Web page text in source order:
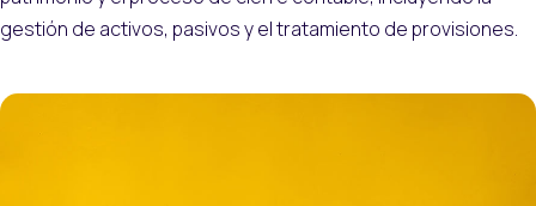
gestión de activos, pasivos y el tratamiento de provisiones.